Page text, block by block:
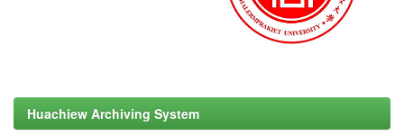
Huachiew Archiving System